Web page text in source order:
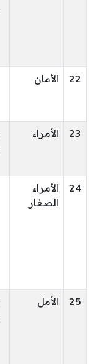
22 الأمان
23 الأمراء
24
الأمراء
الصغار
25 الأمل